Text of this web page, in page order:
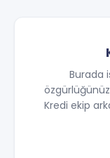
Burada
Kredi ekip